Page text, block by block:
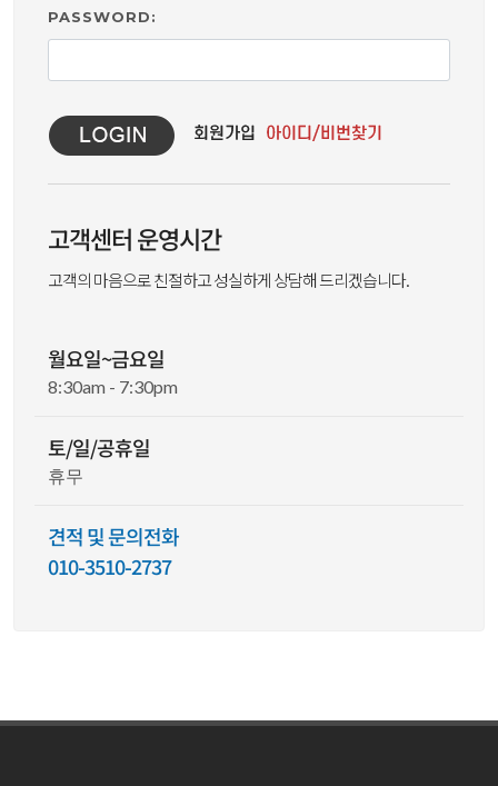
PASSWORD:
고객센터 운영시간
고객의 마음으로 친절하고 성실하게 상담해 드리겠습니다.
월요일~금요일
8:30am - 7:30pm
토/일/공휴일
휴무
견적 및 문의전화
010-3510-2737